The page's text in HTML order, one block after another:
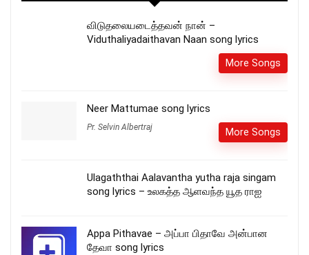
விடுதலையடைத்தவன் நான் –
Viduthaliyadaithavan Naan song lyrics
More Songs
Neer Mattumae song lyrics
Pr. Selvin Albertraj More Songs
Ulagaththai Aalavantha yutha raja singam
song lyrics – உலகத்த ஆளவந்த யூத ராஐ
Appa Pithavae – அப்பா பிதாவே அன்பான
தேவா song lyrics